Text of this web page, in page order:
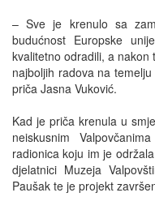
– Sve je krenulo sa
budućnost Europske
kvalitetno odradili, a
najboljih radova na
priča Jasna Vuković.
Kad je priča krenula u
neiskusnim
radionica koju im je
djelatnici Muzeja
Paušak te je projekt